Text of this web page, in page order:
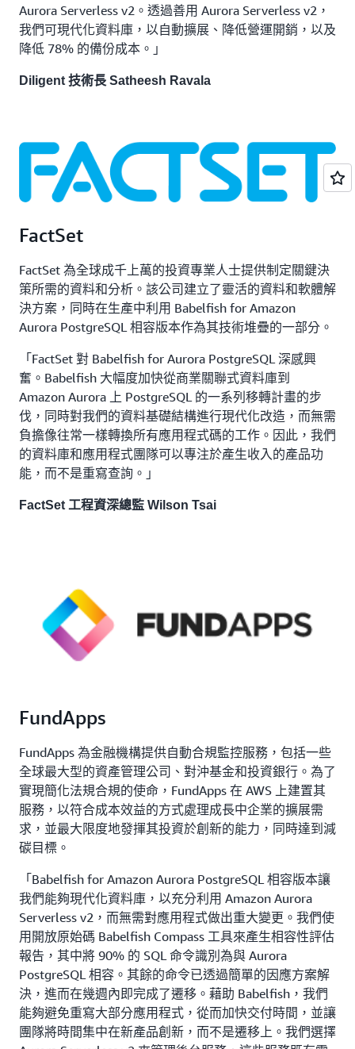
Aurora Serverless v2。透過善用 Aurora Serverless v2，
我們可現代化資料庫，以自動擴展、降低營運開銷，以及
降低 78% 的備份成本。」
Diligent 技術長 Satheesh Ravala
FactSet
FactSet 為全球成千上萬的投資專業人士提供制定關鍵決
策所需的資料和分析。該公司建立了靈活的資料和軟體解
決方案，同時在生產中利用 Babelfish for Amazon
Aurora PostgreSQL 相容版本作為其技術堆疊的一部分。
「FactSet 對 Babelfish for Aurora PostgreSQL 深感興
奮。Babelfish 大幅度加快從商業關聯式資料庫到
Amazon Aurora 上 PostgreSQL 的一系列移轉計畫的步
伐，同時對我們的資料基礎結構進行現代化改造，而無需
負擔像往常一樣轉換所有應用程式碼的工作。因此，我們
的資料庫和應用程式團隊可以專注於產生收入的產品功
能，而不是重寫查詢。」
FactSet 工程資深總監 Wilson Tsai
FundApps
FundApps 為金融機構提供自動合規監控服務，包括一些
全球最大型的資產管理公司、對沖基金和投資銀行。為了
實現簡化法規合規的使命，FundApps 在 AWS 上建置其
服務，以符合成本效益的方式處理成長中企業的擴展需
求，並最大限度地發揮其投資於創新的能力，同時達到減
碳目標。
「Babelfish for Amazon Aurora PostgreSQL 相容版本讓
我們能夠現代化資料庫，以充分利用 Amazon Aurora
Serverless v2，而無需對應用程式做出重大變更。我們使
用開放原始碼 Babelfish Compass 工具來產生相容性評估
報告，其中將 90% 的 SQL 命令識別為與 Aurora
PostgreSQL 相容。其餘的命令已透過簡單的因應方案解
決，進而在幾週內即完成了遷移。藉助 Babelfish，我們
能夠避免重寫大部分應用程式，從而加快交付時間，並讓
團隊將時間集中在新產品創新，而不是遷移上。我們選擇